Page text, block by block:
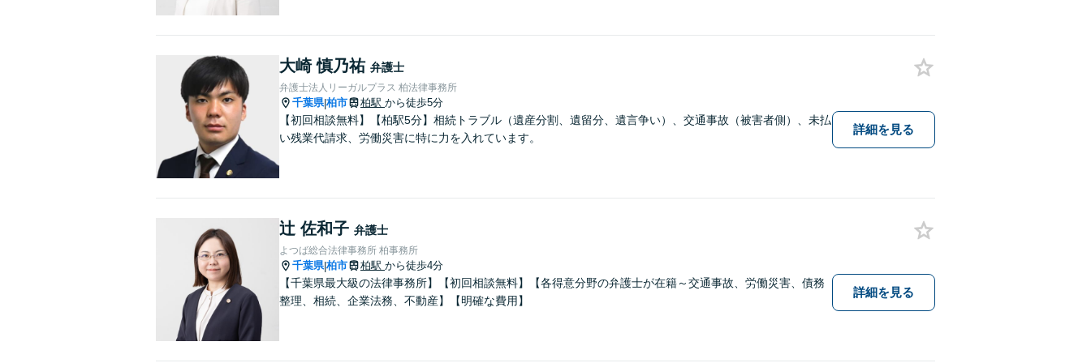
大崎 慎乃祐 弁護士
弁護士法人リーガルプラス 柏法律事務所
千葉県|柏市 柏駅 から徒歩5分
【初回相談無料】【柏駅5分】相続トラブル（遺産分割、遺留分、遺言争い）、交通事故（被害者側）、未払
い残業代請求、労働災害に特に力を入れています。
詳細を見る
辻 佐和子 弁護士
よつば総合法律事務所 柏事務所
千葉県|柏市 柏駅 から徒歩4分
【千葉県最大級の法律事務所】【初回相談無料】【各得意分野の弁護士が在籍～交通事故、労働災害、債務
整理、相続、企業法務、不動産】【明確な費用】
詳細を見る